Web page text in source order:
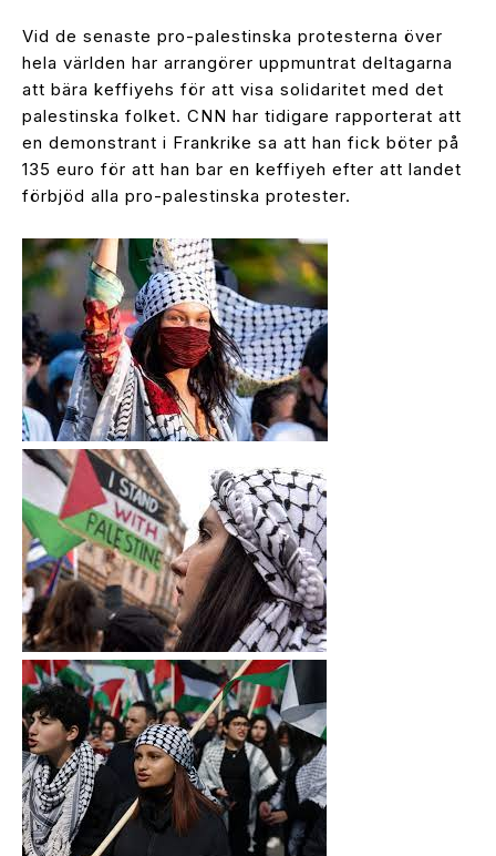
Vid de senaste pro-palestinska protesterna över
hela världen har arrangörer uppmuntrat deltagarna
att bära keffiyehs för att visa solidaritet med det
palestinska folket. CNN har tidigare rapporterat att
en demonstrant i Frankrike sa att han fick böter på
135 euro för att han bar en keffiyeh efter att landet
förbjöd alla pro-palestinska protester.